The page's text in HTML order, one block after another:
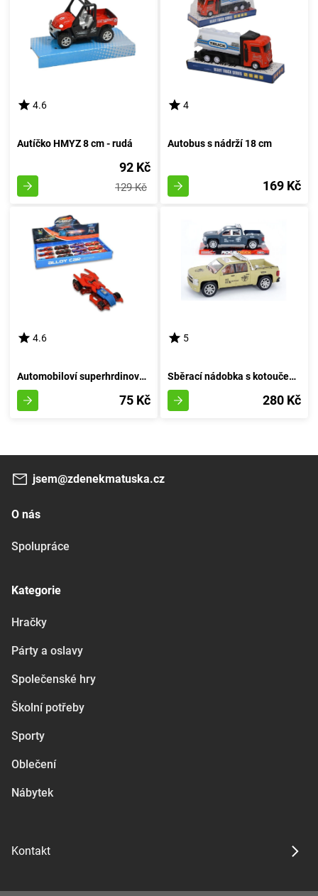
4.6
Autíčko HMYZ 8 cm - rudá
92 Kč
129 Kč
4
Autobus s nádrží 18 cm
169 Kč
4.6
Automobiloví superhrdinové - A
75 Kč
5
Sběrací nádobka s kotoučem 27 cm - barva písku
280 Kč
jsem@zdenekmatuska.cz
O nás
Spolupráce
Kategorie
Hračky
Párty a oslavy
Společenské hry
Školní potřeby
Sporty
Oblečení
Nábytek
Kontakt